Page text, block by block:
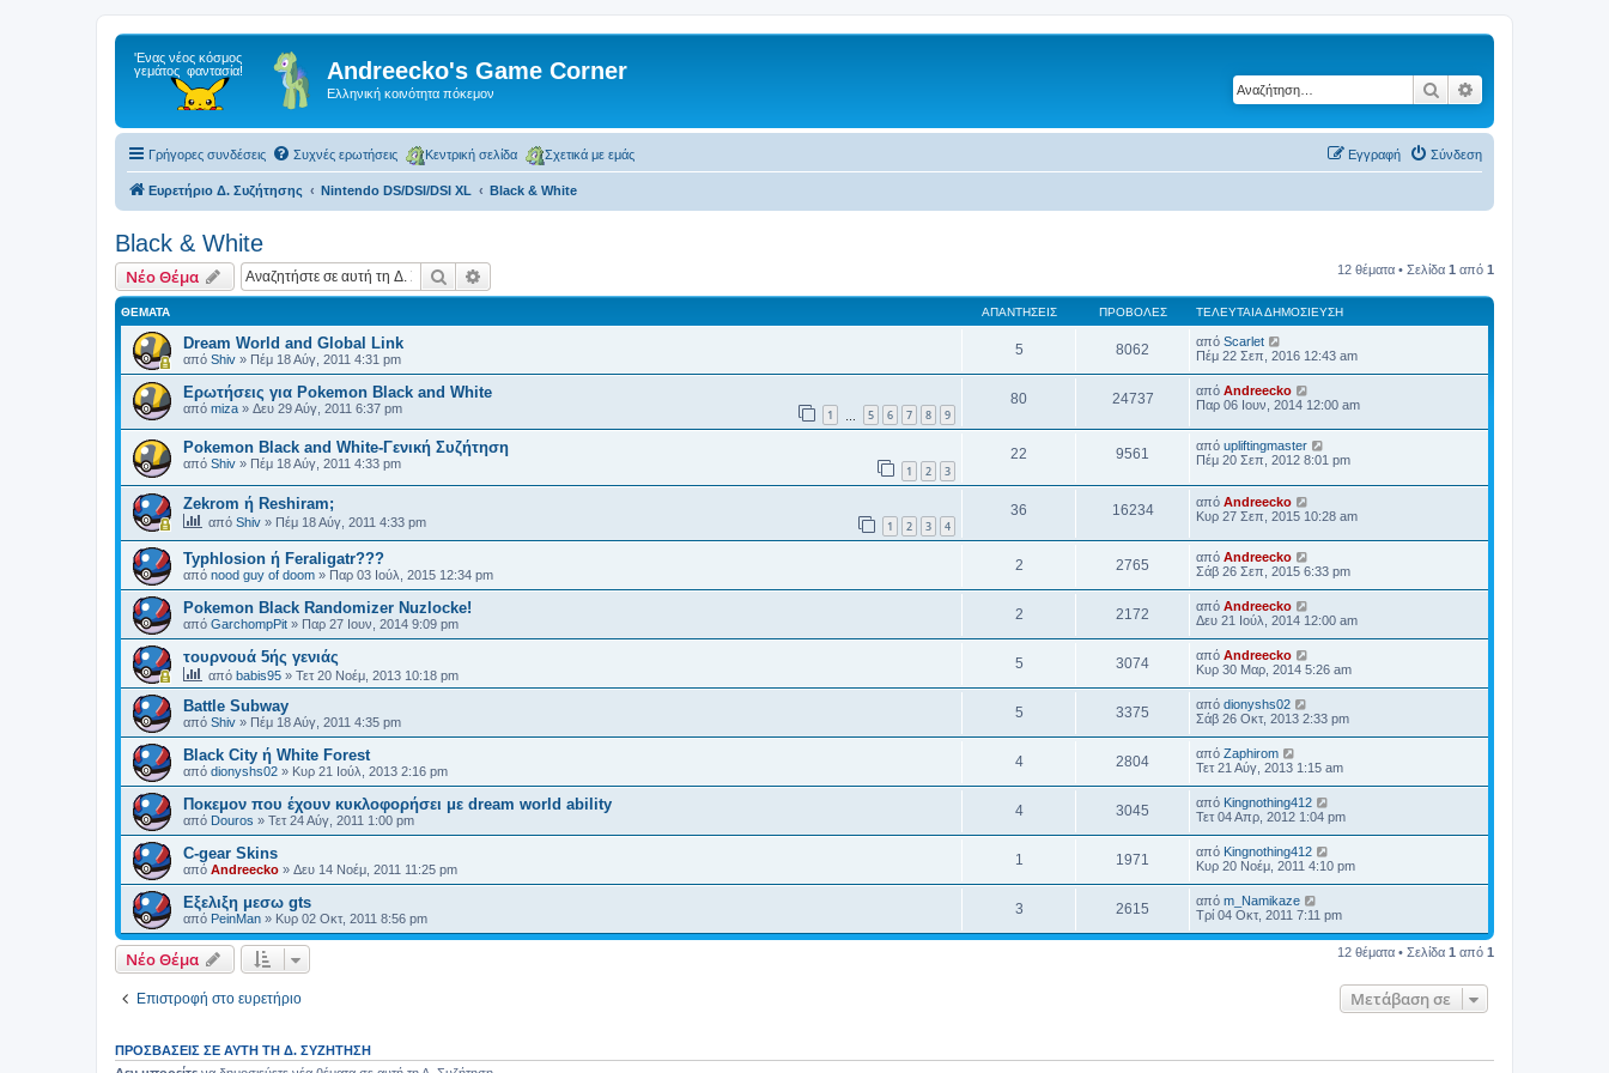
Andreecko's Game Corner
Ελληνική κοινότητα πόκεμον Αναζήτηση
Γρήγορες συνδέσεις Συχνές ερωτήσεις Κεντρική σελίδα Σχετικά με εμάς Σύνδεση
Εγγραφή
Ευρετήριο Δ. Συζήτησης Nintendo DS/DSI/DSI XL Black & White
Black & White
Νέο Θέμα Αναζήτηση 12 θέματα • Σελίδα 1 από 1
ΘΈΜΑΤΑ ΑΠΑΝΤΉΣΕΙΣ ΠΡΟΒΟΛΈΣ ΤΕΛΕΥΤΑΊΑ ΔΗΜΟΣΊΕΥΣΗ
Dream World and Global Link
από Shiv » Πέμ 18 Αύγ, 2011 4:31 pm
5 8062 από Scarlet
Πέμ 22 Σεπ, 2016 12:43 am
Ερωτήσεις για Pokemon Black and White
από miza » Δευ 29 Αύγ, 2011 6:37 pm 1 5 6 7 8 9
80 24737 από Andreecko
Παρ 06 Ιουν, 2014 12:00 am
Pokemon Black and White-Γενική Συζήτηση
από Shiv » Πέμ 18 Αύγ, 2011 4:33 pm 1 2 3
22 9561 από upliftingmaster
Πέμ 20 Σεπ, 2012 8:01 pm
Zekrom ή Reshiram;
από Shiv » Πέμ 18 Αύγ, 2011 4:33 pm 1 2 3 4
36 16234 από Andreecko
Κυρ 27 Σεπ, 2015 10:28 am
Typhlosion ή Feraligatr???
από nood guy of doom » Παρ 03 Ιούλ, 2015 12:34 pm
2 2765 από Andreecko
Σάβ 26 Σεπ, 2015 6:33 pm
Pokemon Black Randomizer Nuzlocke!
από GarchompPit » Παρ 27 Ιουν, 2014 9:09 pm
2 2172 από Andreecko
Δευ 21 Ιούλ, 2014 12:00 am
τουρνουά 5ής γενιάς
από babis95 » Τετ 20 Νοέμ, 2013 10:18 pm
5 3074 από Andreecko
Κυρ 30 Μαρ, 2014 5:26 am
Battle Subway
από Shiv » Πέμ 18 Αύγ, 2011 4:35 pm
5 3375 από dionyshs02
Σάβ 26 Οκτ, 2013 2:33 pm
Black City ή White Forest
από dionyshs02 » Κυρ 21 Ιούλ, 2013 2:16 pm
4 2804 από Zaphirom
Τετ 21 Αύγ, 2013 1:15 am
Ποκεμον που έχουν κυκλοφορήσει με dream world ability
από Douros » Τετ 24 Αύγ, 2011 1:00 pm
4 3045 από Kingnothing412
Τετ 04 Απρ, 2012 1:04 pm
C-gear Skins
από Andreecko » Δευ 14 Νοέμ, 2011 11:25 pm
1 1971 από Kingnothing412
Κυρ 20 Νοέμ, 2011 4:10 pm
Εξελιξη μεσω gts
από PeinMan » Κυρ 02 Οκτ, 2011 8:56 pm
3 2615 από m_Namikaze
Τρί 04 Οκτ, 2011 7:11 pm
Νέο Θέμα 12 θέματα • Σελίδα 1 από 1
Επιστροφή στο ευρετήριο Μετάβαση σε
ΠΡΟΣΒΆΣΕΙΣ ΣΕ ΑΥΤΉ ΤΗ Δ. ΣΥΖΉΤΗΣΗ